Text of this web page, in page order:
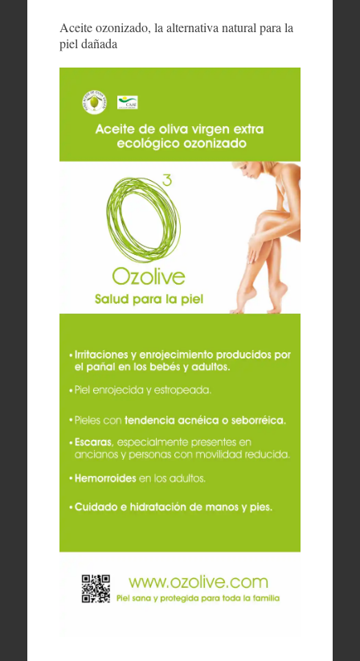
Aceite ozonizado, la alternativa natural para la
piel dañada